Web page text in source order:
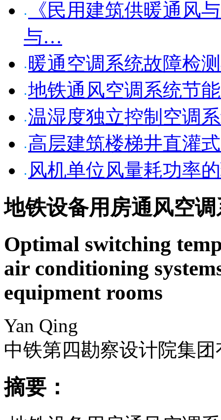
《民用建筑供暖通风
与…
暖通空调系统故障检
地铁通风空调系统节
温湿度独立控制空调
高层建筑楼梯井直灌
风机单位风量耗功率
地铁设备用房通风空
Optimal switching
air conditioning
equipment rooms
Yan Qing
中铁第四勘察设计院集
摘要：